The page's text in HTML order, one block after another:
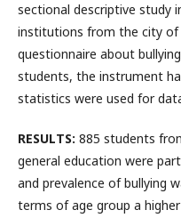
sectional descriptive study
institutions from the city of
questionnaire about
students, the instrument
statistics were used for
RESULTS: 885 students
general education were
and prevalence of bullying
terms of age group a